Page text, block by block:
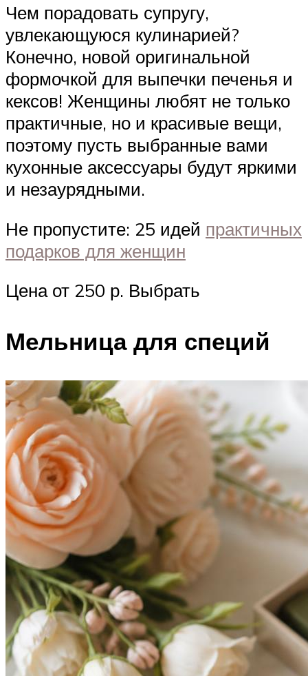
Чем порадовать супругу,
увлекающуюся кулинарией?
Конечно, новой оригинальной
формочкой для выпечки печенья и
кексов! Женщины любят не только
практичные, но и красивые вещи,
поэтому пусть выбранные вами
кухонные аксессуары будут яркими
и незаурядными.
Не пропустите: 25 идей практичных
подарков для женщин
Цена от 250 р. Выбрать
Мельница для специй